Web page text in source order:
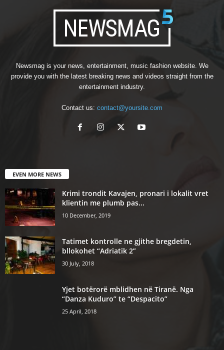
Newsmag is your news, entertainment, music fashion website. We
provide you with the latest breaking news and videos straight from the
entertainment industry.
Contact us: contact@yoursite.com
EVEN MORE NEWS
Krimi trondit Kavajen, pronari i lokalit vret
klientin me plumb pas...
10 December, 2019
Tatimet kontrolle ne gjithe bregdetin,
bllokohet “Adriatik 2”
30 July, 2018
Yjet botërorë mblidhen në Tiranë. Nga
“Danza Kuduro” te “Despacito”
25 April, 2018